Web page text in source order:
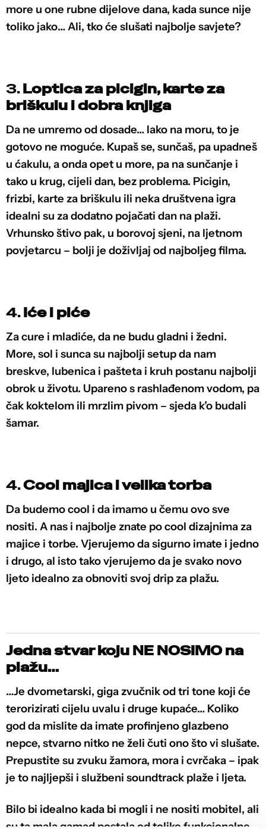
more u one rubne dijelove dana, kada sunce nije
toliko jako… Ali, tko će slušati najbolje savjete?
3.Loptica za picigin, karte za
briškulu i dobra knjiga
Da ne umremo od dosade… Iako na moru, to je
gotovo ne moguće. Kupaš se, sunčaš, pa upadneš
u ćakulu, a onda opet u more, pa na sunčanje i
tako u krug, cijeli dan, bez problema. Picigin,
frizbi, karte za briškulu ili neka društvena igra
idealni su za dodatno pojačati dan na plaži.
Vrhunsko štivo pak, u borovoj sjeni, na ljetnom
povjetarcu – bolji je doživljaj od najboljeg filma.
4.Iće i piće
Za cure i mladiće, da ne budu gladni i žedni.
More, sol i sunca su najbolji setup da nam
breskve, lubenica i pašteta i kruh postanu najbolji
obrok u životu. Upareno s rashlađenom vodom, pa
čak koktelom ili mrzlim pivom – sjeda k’o budali
šamar.
4.Cool majica i velika torba
Da budemo cool i da imamo u čemu ovo sve
nositi. A nas i najbolje znate po cool dizajnima za
majice i torbe. Vjerujemo da sigurno imate i jedno
i drugo, al isto tako vjerujemo da je svako novo
ljeto idealno za obnoviti svoj drip za plažu.
Jedna stvar koju NE NOSIMO na
plažu…
…Je dvometarski, giga zvučnik od tri tone koji će
terorizirati cijelu uvalu i druge kupaće… Koliko
god da mislite da imate profinjeno glazbeno
nepce, stvarno nitko ne želi čuti ono što vi slušate.
Prepustite su zvuku žamora, mora i cvrčaka – ipak
je to najljepši i službeni soundtrack plaže i ljeta.
Bilo bi idealno kada bi mogli i ne nositi mobitel, ali
su ta mala gamad postala od tolike funkcionalne